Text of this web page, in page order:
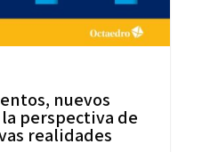
nuevos
perspectiva de
realidades